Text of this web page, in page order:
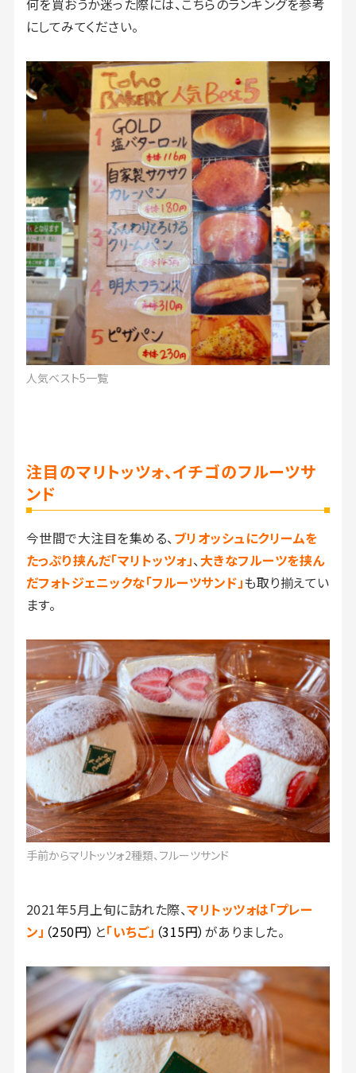
何を買おうか迷った際には、こちらのランキングを参考
にしてみてください。
人気ベスト5一覧
注目のマリトッツォ、イチゴのフルーツサ
ンド
今世間で大注目を集める、ブリオッシュにクリームを
たっぷり挟んだ「マリトッツォ」、大きなフルーツを挟ん
だフォトジェニックな「フルーツサンド」も取り揃えてい
ます。
手前からマリトッツォ2種類、フルーツサンド
2021年5月上旬に訪れた際、マリトッツォは「プレー
ン」 （250円） と「いちご」 （315円） がありました。